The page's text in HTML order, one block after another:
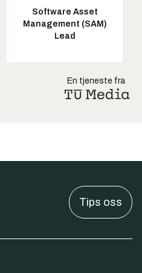
Software Asset
Management (SAM)
Lead
En tjeneste fra
Tips oss